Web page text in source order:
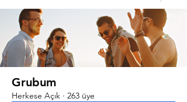
Grubum
Herkese Açık · 263 üye